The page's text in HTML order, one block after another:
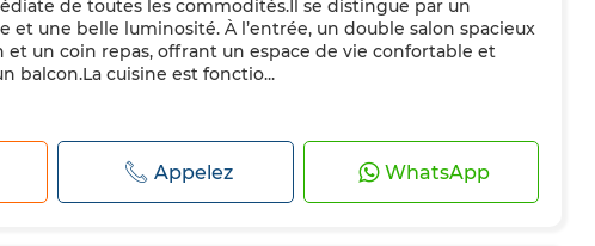
de toutes les commodités.Il se distingue par un
et une belle luminosité. À l’entrée, un double salon spacieux
et un coin repas, offrant un espace de vie confortable et
balcon.La cuisine est fonctio...
Appelez WhatsApp